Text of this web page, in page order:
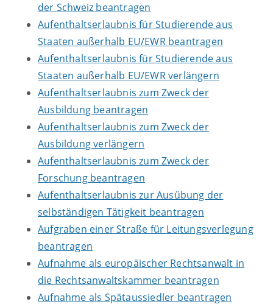
der Schweiz beantragen
Aufenthaltserlaubnis für Studierende aus
Staaten außerhalb EU/EWR beantragen
Aufenthaltserlaubnis für Studierende aus
Staaten außerhalb EU/EWR verlängern
Aufenthaltserlaubnis zum Zweck der
Ausbildung beantragen
Aufenthaltserlaubnis zum Zweck der
Ausbildung verlängern
Aufenthaltserlaubnis zum Zweck der
Forschung beantragen
Aufenthaltserlaubnis zur Ausübung der
selbständigen Tätigkeit beantragen
Aufgraben einer Straße für Leitungsverlegung
beantragen
Aufnahme als europäischer Rechtsanwalt in
die Rechtsanwaltskammer beantragen
Aufnahme als Spätaussiedler beantragen